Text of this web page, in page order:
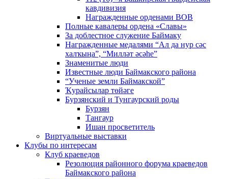
кавдивизия
Награжденные орденами ВОВ
Полные кавалеры ордена «Славы»
За доблестное служение Баймаку
Награжденные медалями “Ал да нур сәс
халҡыңа”, “Милләт әсәһе”
Знаменитые люди
Известные люди Баймакского района
“Ученые земли Баймакской”
Ҡурайсылар төйәге
Бурзянский и Тунгаурский роды
Бурзян
Тангаур
Ишан просветитель
Виртуальные выставки
Клубы по интересам
Клуб краеведов
Резолюция районного форума краеведов
Баймакского района